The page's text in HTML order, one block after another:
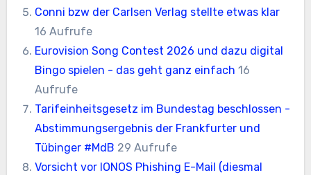
Conni bzw der Carlsen Verlag stellte etwas klar
16 Aufrufe
Eurovision Song Contest 2026 und dazu digital
Bingo spielen - das geht ganz einfach 16
Aufrufe
Tarifeinheitsgesetz im Bundestag beschlossen -
Abstimmungsergebnis der Frankfurter und
Tübinger #MdB 29 Aufrufe
Vorsicht vor IONOS Phishing E-Mail (diesmal